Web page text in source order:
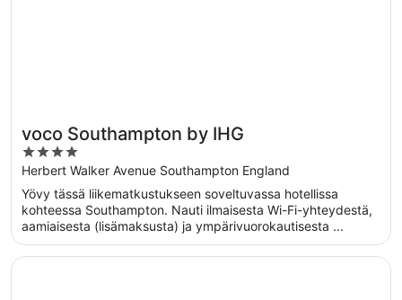
voco Southampton by IHG
4
out
of
5
Herbert Walker Avenue Southampton England
Yövy tässä liikematkustukseen soveltuvassa hotellissa
kohteessa Southampton. Nauti ilmaisesta Wi-Fi-yhteydestä,
aamiaisesta (lisämaksusta) ja ympärivuorokautisesta ...
Avautuu uuteen ikkunaan
New Place